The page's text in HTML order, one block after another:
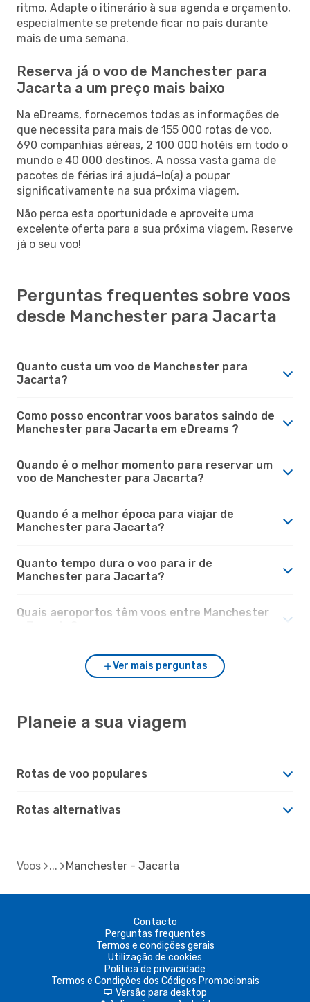
ritmo. Adapte o itinerário à sua agenda e orçamento,
especialmente se pretende ficar no país durante
mais de uma semana.
Reserva já o voo de Manchester para
Jacarta a um preço mais baixo
Na eDreams, fornecemos todas as informações de
que necessita para mais de 155 000 rotas de voo,
690 companhias aéreas, 2 100 000 hotéis em todo o
mundo e 40 000 destinos. A nossa vasta gama de
pacotes de férias irá ajudá-lo(a) a poupar
significativamente na sua próxima viagem.
Não perca esta oportunidade e aproveite uma
excelente oferta para a sua próxima viagem. Reserve
já o seu voo!
Perguntas frequentes sobre voos
desde Manchester para Jacarta
Quanto custa um voo de Manchester para
Jacarta?
Como posso encontrar voos baratos saindo de
Manchester para Jacarta em eDreams ?
Quando é o melhor momento para reservar um
voo de Manchester para Jacarta?
Quando é a melhor época para viajar de
Manchester para Jacarta?
Quanto tempo dura o voo para ir de
Manchester para Jacarta?
Quais aeroportos têm voos entre Manchester
Ver mais perguntas
Planeie a sua viagem
Rotas de voo populares
Rotas alternativas
Voos Manchester - Jacarta
Contacto
Perguntas frequentes
Termos e condições gerais
Utilização de cookies
Política de privacidade
Termos e Condições dos Códigos Promocionais
d Versão para desktop